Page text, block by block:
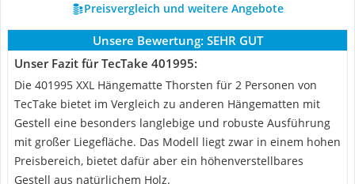
Preisvergleich und weitere Angebote
Unsere Bewertung: SEHR GUT
Unser Fazit für TecTake 401995:
Die 401995 XXL Hängematte Thorsten für 2 Personen von
TecTake bietet im Vergleich zu anderen Hängematten mit
Gestell eine besonders langlebige und robuste Ausführung
mit großer Liegefläche. Das Modell liegt zwar in einem hohen
Preisbereich, bietet dafür aber ein höhenverstellbares
Gestell aus natürlichem Holz.